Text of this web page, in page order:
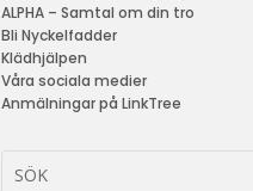
ALPHA – Samtal om din tro
Bli Nyckelfadder
Klädhjälpen
Våra sociala medier
Anmälningar på LinkTree